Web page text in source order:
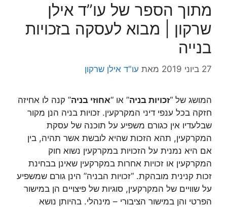
מתוך הספר של עו”ד אילן
שרקון | מבוא לעסקה בזכויות
בנייה
27 ביוני 2019 מאת עו"ד אילן שרקון
המושג של “זכויות בניה” או “אחוזי בניה” קנה לו אחיזה
חזקה בכל ענפי דיני המקרקעין. זכויות בניה הנן מקור
שבלעדיו אין כגורם משפיע על תוכנה של עסקת
המקרקעין, תהא הזכות שהיא לובשת אשר תהיה, בין
אם היא נמנית על הזכויות במקרקעין נשוא חוק
המקרקעין או זכויות אחרות במקרקעין שאינן בבחינת
זכות קנינית מובהקת. “זכויות הבניה” הינן גורם שמשפיע
על שוויים של המקרקעין, סוגיות של פיצויים הן במישור
הפרטי והן במישור הציבורי – מינהלי. בהיותן נושא